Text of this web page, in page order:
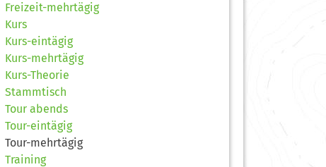
Freizeit-mehrtägig
Kurs
Kurs-eintägig
Kurs-mehrtägig
Kurs-Theorie
Stammtisch
Tour abends
Tour-eintägig
Tour-mehrtägig
Training